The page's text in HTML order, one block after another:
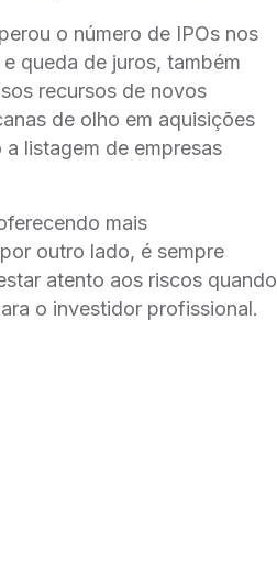
o número de IPOs nos
queda de juros, também
recursos de novos
de olho em aquisições
listagem de empresas
mais
outro lado, é sempre
atento aos riscos quando
o investidor profissional.